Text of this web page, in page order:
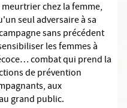
chez la femme,
seul adversaire à sa
sans précédent
les femmes à
combat qui prend la
de prévention
aux
grand public.